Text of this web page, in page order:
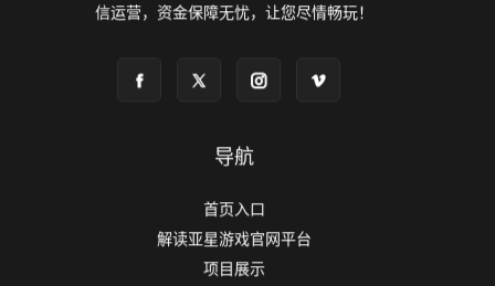
信运营，资金保障无忧，让您尽情畅玩！
导航
首页入口
解读亚星游戏官网平台
项目展示